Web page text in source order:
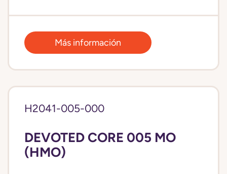
Más información
H2041-005-000
DEVOTED CORE 005 MO
(HMO)